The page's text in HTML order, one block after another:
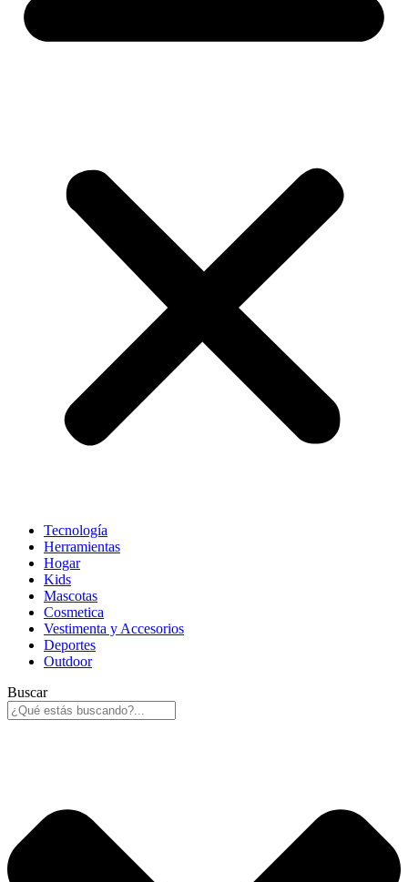
Tecnología
Herramientas
Hogar
Kids
Mascotas
Cosmetica
Vestimenta y Accesorios
Deportes
Outdoor
Buscar